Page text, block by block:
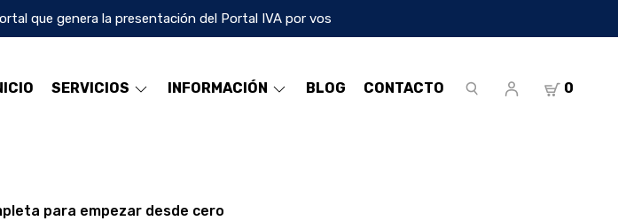
que genera la presentación del Portal IVA por vos
SERVICIOS INFORMACIÓN BLOG CONTACTO 0
para empezar desde cero